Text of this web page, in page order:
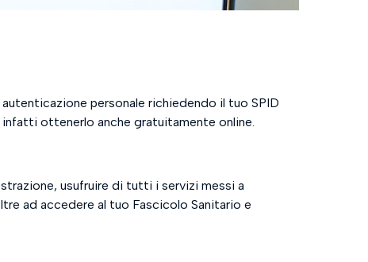
personale richiedendo il tuo SPID
ottenerlo anche gratuitamente online.
usufruire di tutti i servizi messi a
ad accedere al tuo Fascicolo Sanitario e